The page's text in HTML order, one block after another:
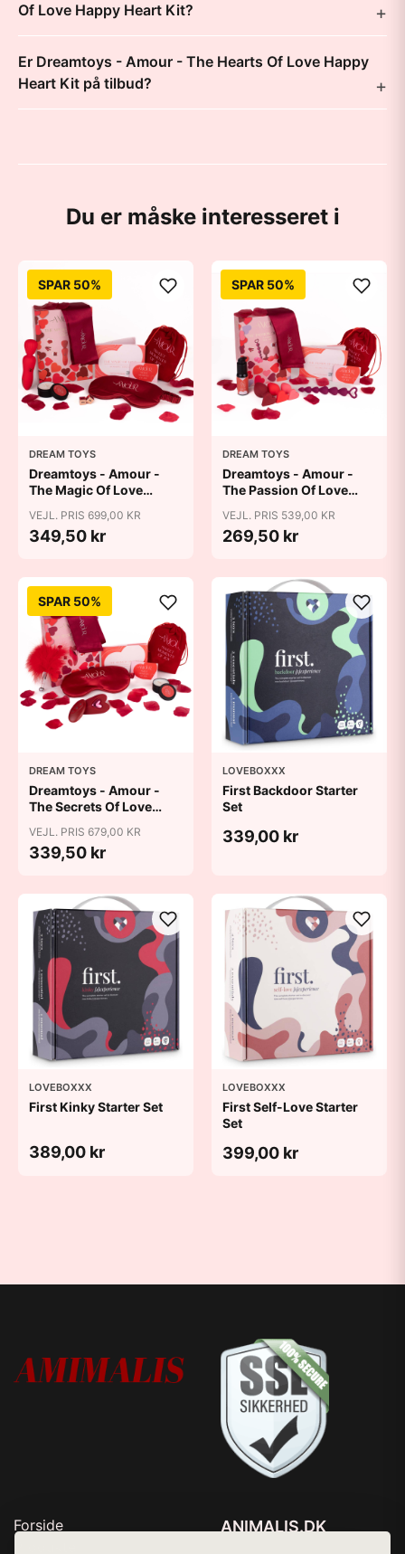
Of Love Happy Heart Kit?
Er Dreamtoys - Amour - The Hearts Of Love Happy
Heart Kit på tilbud?
Du er måske interesseret i
SPAR 50%
DREAM TOYS
Dreamtoys - Amour -
The Magic Of Love
VEJL. PRIS 699,00 KR
349,50 kr
SPAR 50%
DREAM TOYS
Dreamtoys - Amour -
The Passion Of Love
VEJL. PRIS 539,00 KR
269,50 kr
SPAR 50%
DREAM TOYS
Dreamtoys - Amour -
The Secrets Of Love
VEJL. PRIS 679,00 KR
339,50 kr
LOVEBOXXX
First Backdoor Starter
Set
339,00 kr
LOVEBOXXX
First Kinky Starter Set
389,00 kr
LOVEBOXXX
First Self-Love Starter
Set
399,00 kr
Forside
ANIMALIS.DK